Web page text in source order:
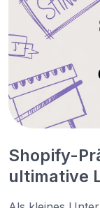
Shopify-
ultimative